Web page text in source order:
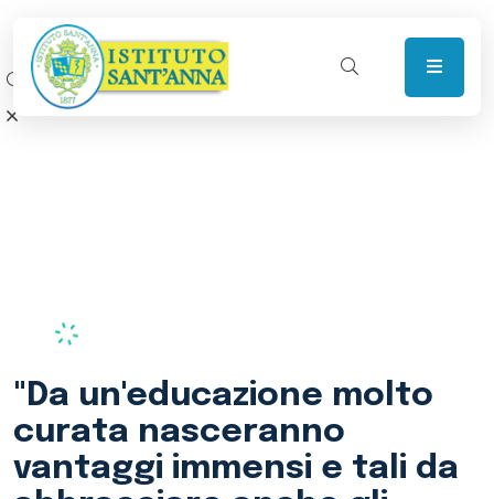
"Se qualcuno invece ti
avesse educato, non
potrebbe averlo fatto che